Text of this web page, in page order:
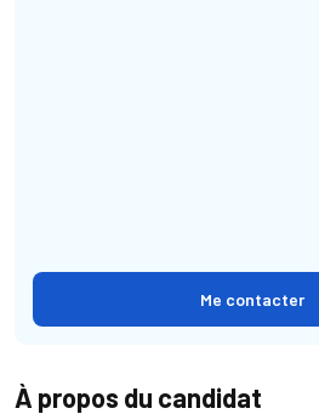
Me contacter
À propos du candidat